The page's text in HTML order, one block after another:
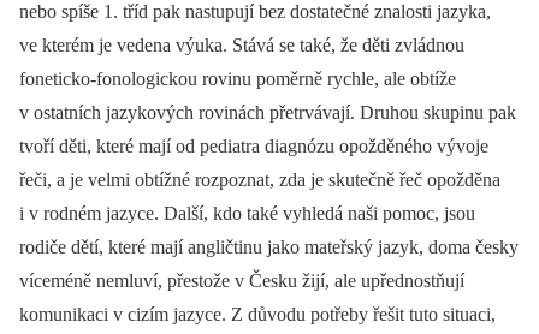
nebo spíše 1. tříd pak nastupují bez dostatečné znalosti jazyka,
ve kterém je vedena výuka. Stává se také, že děti zvládnou
foneticko-fonologickou rovinu poměrně rychle, ale obtíže
v ostatních jazykových rovinách přetrvávají. Druhou skupinu pak
tvoří děti, které mají od pediatra diagnózu opožděného vývoje
řeči, a je velmi obtížné rozpoznat, zda je skutečně řeč opožděna
i v rodném jazyce. Další, kdo také vyhledá naši pomoc, jsou
rodiče dětí, které mají angličtinu jako mateřský jazyk, doma česky
víceméně nemluví, přestože v Česku žijí, ale upřednostňují
komunikaci v cizím jazyce. Z důvodu potřeby řešit tuto situaci,